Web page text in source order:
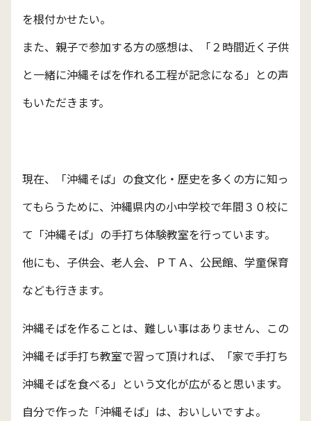
を根付かせたい。
また、親子で参加する方の感想は、「２時間近く子供
と一緒に沖縄そばを作れる工程が記念になる」との声
もいただきます。
現在、「沖縄そば」の食文化・歴史を多くの方に知っ
てもらうために、沖縄県内の小中学校で年間３０校に
て「沖縄そば」の手打ち体験教室を行っています。
他にも、子供会、老人会、ＰＴＡ、公民館、学童保育
なども行きます。
沖縄そばを作ることは、難しい事はありません、この
沖縄そば手打ち教室で習って頂ければ、「家で手打ち
沖縄そばを食べる」という文化が広がると思います。
自分で作った「沖縄そば」は、おいしいですよ。